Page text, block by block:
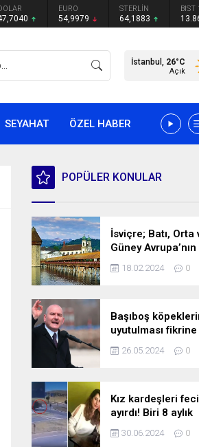
EURO
54,9979
STERLİN
64,1883
BIST
İstanbul, 26°C
Açık
SEYAHAT ÖZEL HABER
POPÜLER KONULAR
İsviçre; Batı, Orta
Güney Avrupa’nın
kesişme
bulunan bir ülke.
18.02.2024 0
Başıboş
uyutulması fikrine
da karşı çıktı:
razı değil
26.05.2024 0
Kız kardeşleri
ayırdı! Biri 8 aylık
hamile iki kız
hayatını kaybetti
30.06.2024 0